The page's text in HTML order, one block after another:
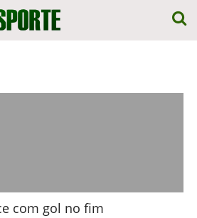
com gol no fim